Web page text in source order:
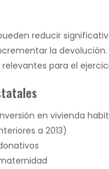
reducir
la devolución.
para el
en vivienda
a 2013)